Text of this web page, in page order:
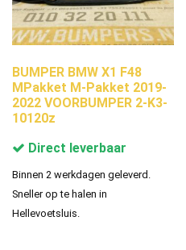
BUMPER BMW X1 F48
MPakket M-Pakket 2019-
2022 VOORBUMPER 2-K3-
10120z
Direct leverbaar
Binnen 2 werkdagen geleverd.
Sneller op te halen in
Hellevoetsluis.